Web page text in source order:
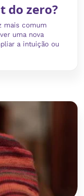
do zero?
mais comum
uma nova
a intuição ou